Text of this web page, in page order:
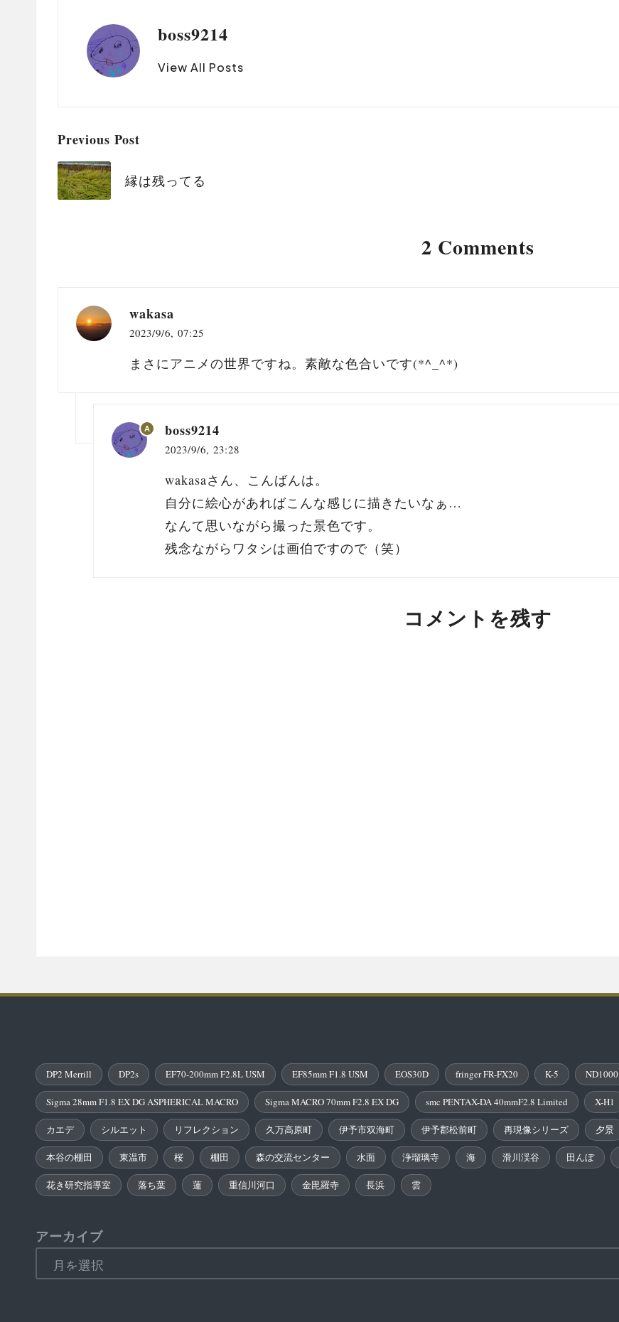
boss9214
View All Posts
Post
navigation
Previous Post
縁は残ってる
2 Comments
wakasa
2023/9/6, 07:25
まさにアニメの世界ですね。素敵な色合いです(*^_^*)
A boss9214
2023/9/6, 23:28
wakasaさん、こんばんは。
自分に絵心があればこんな感じに描きたいなぁ…
なんて思いながら撮った景色です。
残念ながらワタシは画伯ですので（笑）
コメントを残す
DP2 Merrill DP2s EF70-200mm F2.8L USM EF85mm F1.8 USM EOS30D fringer FR-FX20 K-5 ND1000
Sigma 28mm F1.8 EX DG ASPHERICAL MACRO Sigma MACRO 70mm F2.8 EX DG smc PENTAX-DA 40mmF2.8 Limited X-H1
カエデ シルエット リフレクション 久万高原町 伊予市双海町 伊予郡松前町 再現像シリーズ 夕景
本谷の棚田 東温市 桜 棚田 森の交流センター 水面 浄瑠璃寺 海 滑川渓谷 田んぼ
花き研究指導室 落ち葉 蓮 重信川河口 金毘羅寺 長浜 雲
アーカイブ